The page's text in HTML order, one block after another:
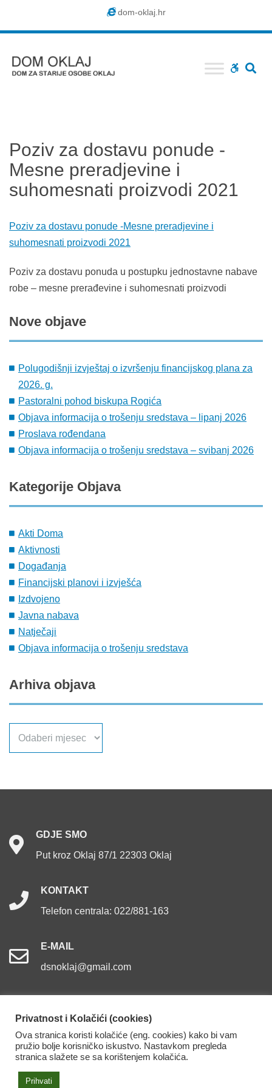
dom-oklaj.hr
WCAG
Poziv za dostavu ponude -
Mesne preradjevine i
suhomesnati proizvodi 2021
Poziv za dostavu ponude -Mesne preradjevine i
suhomesnati proizvodi 2021
Poziv za dostavu ponuda u postupku jednostavne nabave
robe – mesne prerađevine i suhomesnati proizvodi
Nove objave
Polugodišnji izvještaj o izvršenju financijskog plana za
2026. g.
Pastoralni pohod biskupa Rogića
Objava informacija o trošenju sredstava – lipanj 2026
Proslava rođendana
Objava informacija o trošenju sredstava – svibanj 2026
Kategorije Objava
Akti Doma
Aktivnosti
Događanja
Financijski planovi i izvješća
Izdvojeno
Javna nabava
Natječaji
Objava informacija o trošenju sredstava
Arhiva objava
GDJE SMO
Put kroz Oklaj 87/1 22303 Oklaj
KONTAKT
Telefon centrala: 022/881-163
E-MAIL
dsnoklaj@gmail.com
Dom za starije osobe Oklaj. Sva prava pridržana.
Izjava o pristupačnosti
Privatnost i Kolačići (cookies)
Ova stranica koristi kolačiće (eng. cookies) kako bi vam
pružio bolje korisničko iskustvo. Nastavkom pregleda
stranica slažete se sa korištenjem kolačića.
Prihvati